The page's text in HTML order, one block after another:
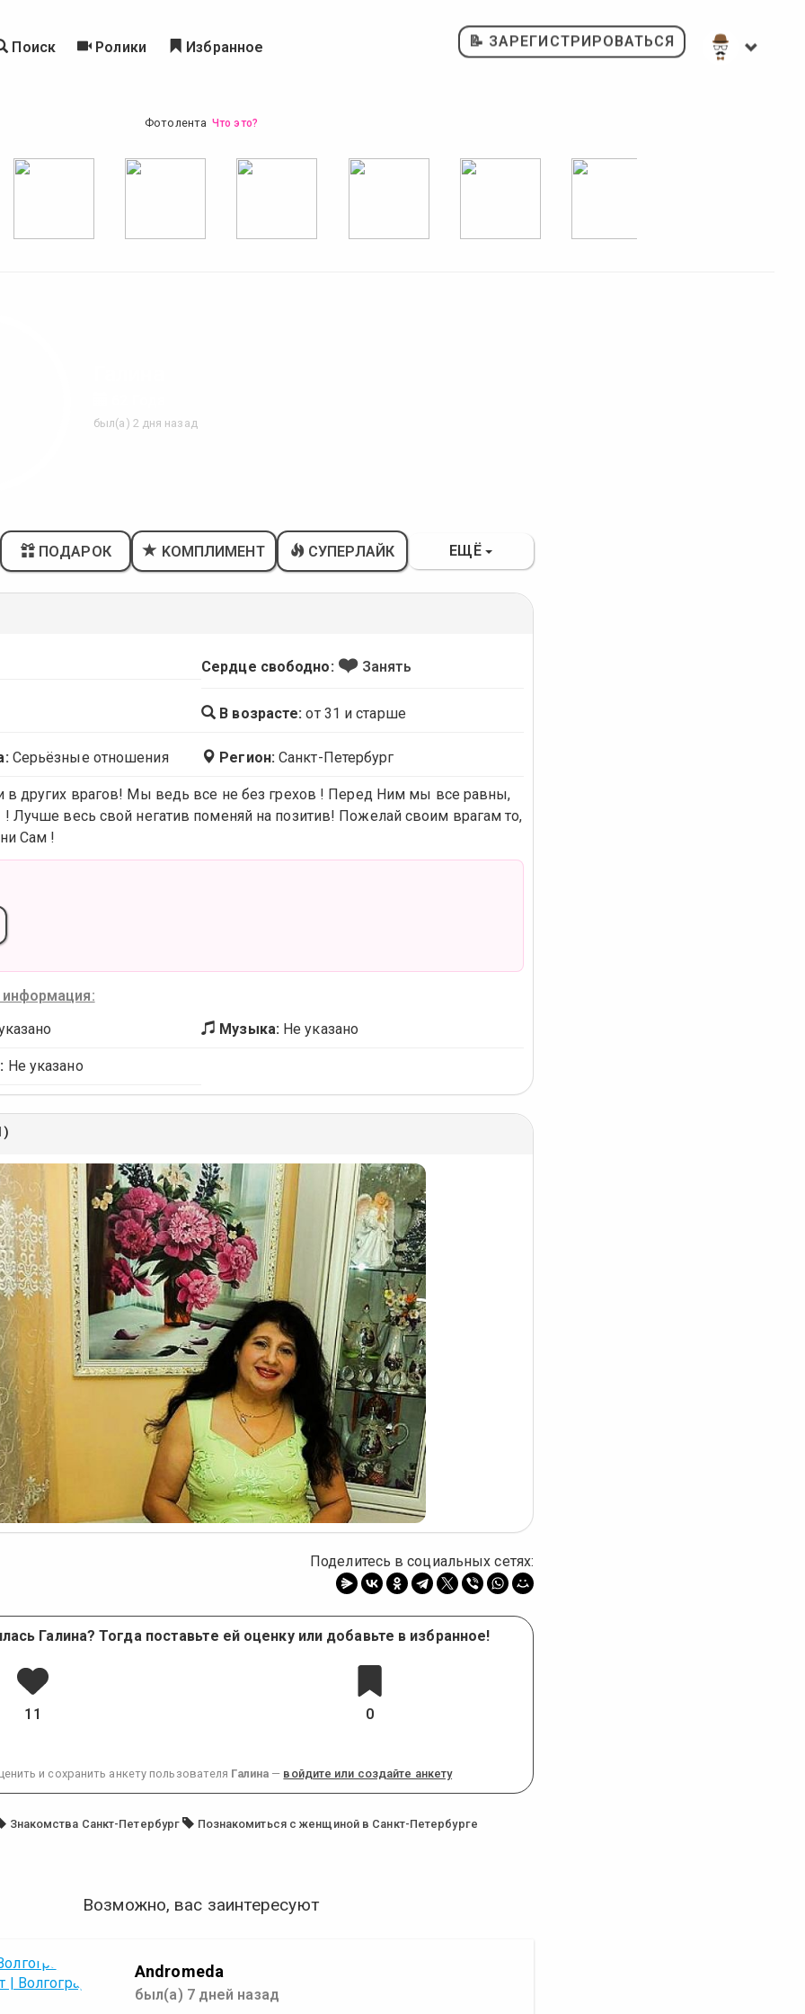
Поиск Ролики Избранное 📝 ЗАРЕГИСТРИРОВАТЬСЯ
Фотолента Что это?
был(а) 2 дня назад
ПОДАРОК KОМПЛИМЕНТ СУПЕРЛАЙК ЕЩЁ
Сердце свободно: ❤️Занять
В возрасте: от 31 и старше
Серьёзные отношения Регион: Санкт-Петербург
других врагов! Мы ведь все не без грехов ! Перед Ним мы все равны,
Лучше весь свой негатив поменяй на позитив! Пожелай своим врагам то,
Сам !
Музыка: Не указано
Не указано
Поделитесь в социальных сетях:
Галина? Тогда поставьте ей оценку или добавьте в избранное!
11 0
и сохранить анкету пользователя Галина — войдите или создайте анкету
Знакомства Санкт-Петербург Познакомиться с женщиной в Санкт-Петербурге
Возможно, вас заинтересуют
Andromeda
был(а) 7 дней назад